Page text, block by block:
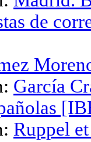
de
García
Ruppel